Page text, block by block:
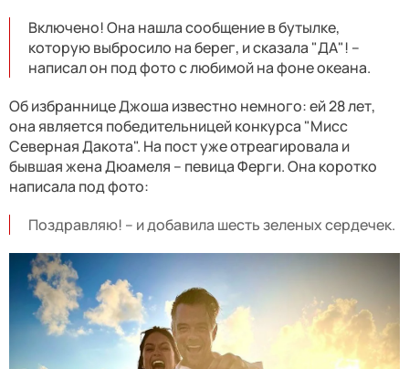
Включено! Она нашла сообщение в бутылке,
которую выбросило на берег, и сказала "ДА"! –
написал он под фото с любимой на фоне океана.
Об избраннице Джоша известно немного: ей 28 лет,
она является победительницей конкурса "Мисс
Северная Дакота". На пост уже отреагировала и
бывшая жена Дюамеля – певица Ферги. Она коротко
написала под фото:
Поздравляю! – и добавила шесть зеленых сердечек.